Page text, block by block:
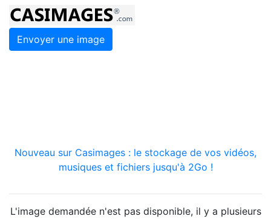
Envoyer une image
Nouveau sur Casimages : le stockage de vos vidéos,
musiques et fichiers jusqu'à 2Go !
L'image demandée n'est pas disponible, il y a plusieurs